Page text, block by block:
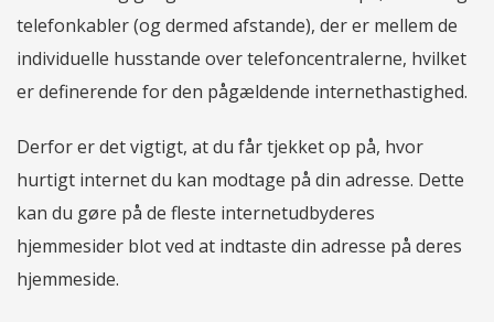
telefonkabler (og dermed afstande), der er mellem de
individuelle husstande over telefoncentralerne, hvilket
er definerende for den pågældende internethastighed.
Derfor er det vigtigt, at du får tjekket op på, hvor
hurtigt internet du kan modtage på din adresse. Dette
kan du gøre på de fleste internetudbyderes
hjemmesider blot ved at indtaste din adresse på deres
hjemmeside.